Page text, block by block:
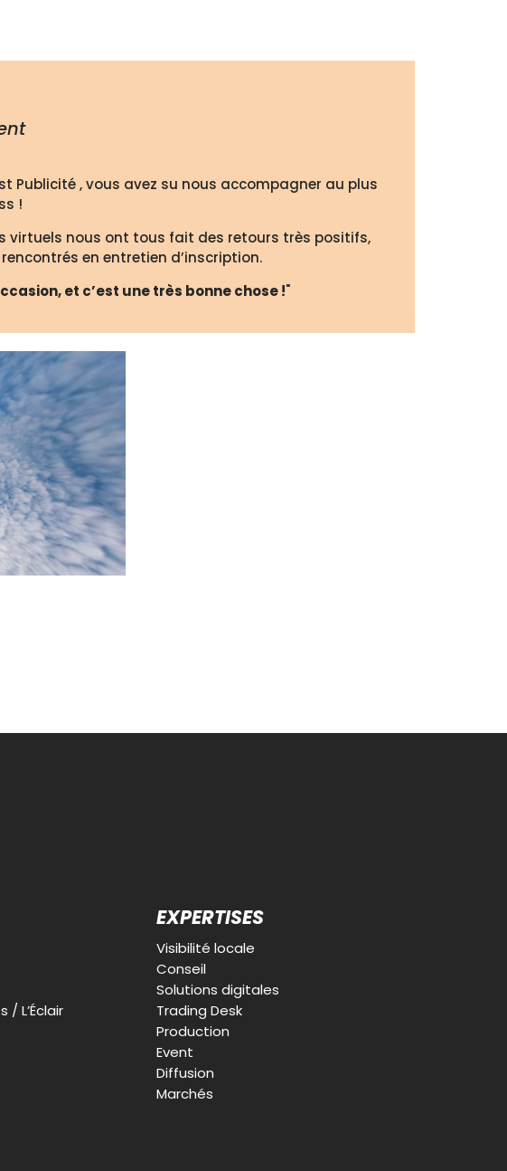
Publicité , vous avez su nous accompagner au plus
!
virtuels nous ont tous fait des retours très positifs,
en entretien d’inscription.
et c’est une très bonne chose !"
/ L’Éclair
EXPERTISES
Visibilité locale
Conseil
Solutions digitales
Trading Desk
Production
Event
Diffusion
Marchés